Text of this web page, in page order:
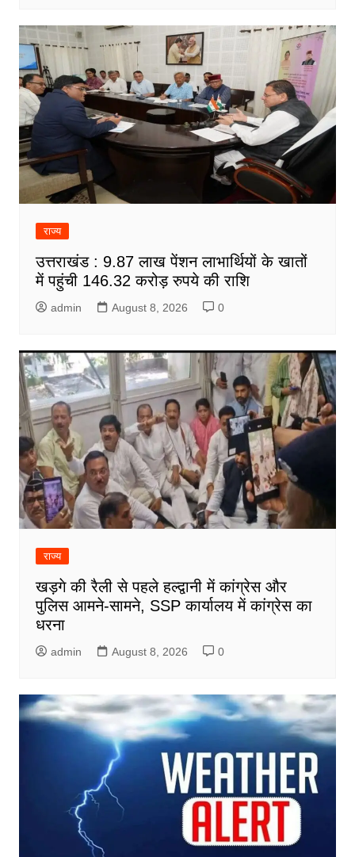
राज्य
उत्तराखंड : 9.87 लाख पेंशन लाभार्थियों के खातों
में पहुंची 146.32 करोड़ रुपये की राशि
admin August 8, 2026 0
राज्य
खड़गे की रैली से पहले हल्द्वानी में कांग्रेस और
पुलिस आमने-सामने, SSP कार्यालय में कांग्रेस का
धरना
admin August 8, 2026 0